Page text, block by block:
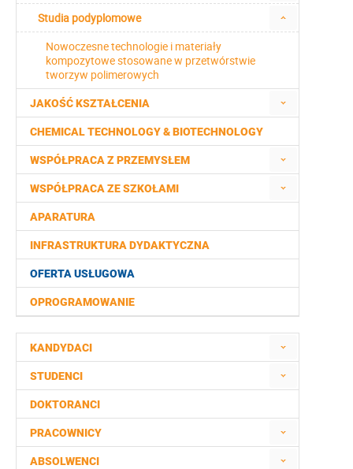
Studia podyplomowe
Nowoczesne technologie i materiały
kompozytowe stosowane w przetwórstwie
tworzyw polimerowych
JAKOŚĆ KSZTAŁCENIA
CHEMICAL TECHNOLOGY & BIOTECHNOLOGY
WSPÓŁPRACA Z PRZEMYSŁEM
WSPÓŁPRACA ZE SZKOŁAMI
APARATURA
INFRASTRUKTURA DYDAKTYCZNA
OFERTA USŁUGOWA
OPROGRAMOWANIE
KANDYDACI
STUDENCI
DOKTORANCI
PRACOWNICY
ABSOLWENCI